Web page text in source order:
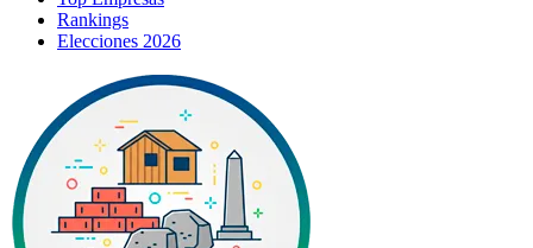
Rankings
Elecciones 2026